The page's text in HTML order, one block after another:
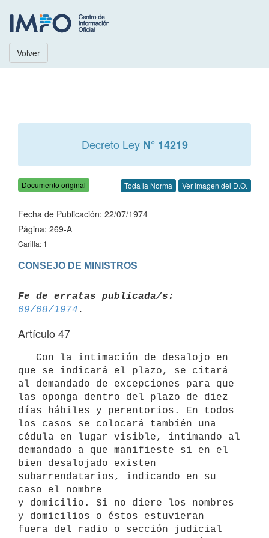
Volver
Decreto Ley N° 14219
Documento original Toda la Norma Ver Imagen del D.O.
Fecha de Publicación: 22/07/1974
Página: 269-A
Carilla: 1
CONSEJO DE MINISTROS
Fe de erratas publicada/s:
09/08/1974
Artículo 47
que se indicará el plazo, se citará
al demandado de excepciones para que
las oponga dentro del plazo de diez
días hábiles y perentorios. En todos
los casos se colocará también una
cédula en lugar visible, intimando al
demandado a que manifieste si en el
bien desalojado existen
subarrendatarios, indicando en su
caso el nombre
y domicilio. Si no diere los nombres
y domicilios o éstos estuvieran
fuera del radio o sección judicial